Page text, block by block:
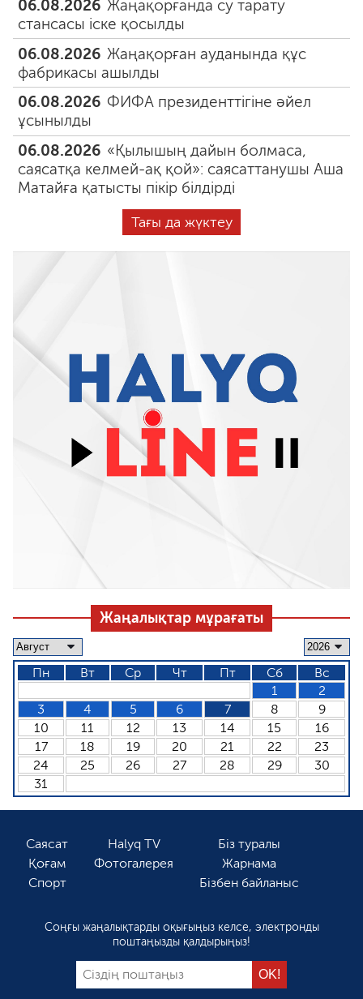
06.08.2026 Жаңақорғанда су тарату
стансасы іске қосылды
06.08.2026 Жаңақорған ауданында құс
фабрикасы ашылды
06.08.2026 ФИФА президенттігіне әйел
ұсынылды
06.08.2026 «Қылышың дайын болмаса,
саясатқа келмей-ақ қой»: саясаттанушы Аша
Матайға қатысты пікір білдірді
Тағы да жүктеу
Жаңалықтар мұрағаты
Пн Вт Ср Чт Пт Сб
Вс
1
2
3
4 5 6 7 8
9
10
11 12 13 14 15
16
17
18 19 20 21 22
23
24
25 26 27 28 29
30
31
Саясат
Қоғам
Спорт
Halyq TV
Фотогалерея
Біз туралы
Жарнама
Бізбен байланыс
Соңғы жаңалықтарды оқығыңыз келсе, электронды
поштаңызды қалдырыңыз!